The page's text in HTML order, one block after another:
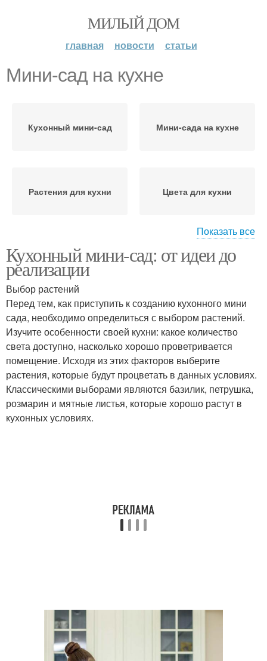
МИЛЫЙ ДОМ
главная новости статьи
Мини-сад на кухне
Кухонный мини-сад Мини-сада на кухне
Растения для кухни Цвета для кухни
Настенный мини-сад Подвесной мини-сад
Мини-сад в чашке
Многоуровневый мини-
сад
Мини-сад в мини-
комоде
Мини-сад на балконе
Мини-сад в лампочках
Мини-сад для детей Японский мини-сад
Показать все
Кухонный мини-сад: от идеи до
реализации
Выбор растений
Перед тем, как приступить к созданию кухонного мини
сада, необходимо определиться с выбором растений.
Изучите особенности своей кухни: какое количество
света доступно, насколько хорошо проветривается
помещение. Исходя из этих факторов выберите
растения, которые будут процветать в данных условиях.
Классическими выборами являются базилик, петрушка,
розмарин и мятные листья, которые хорошо растут в
кухонных условиях.